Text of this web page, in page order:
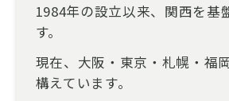
1984年の設立以来、関西を基
す。
現在、大阪・東京・札幌・福
構えています。